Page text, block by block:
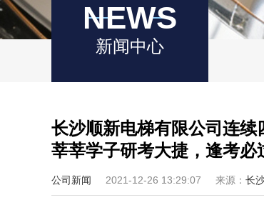
NEWS
新闻中心
长沙顺新电梯有限公司连
莘莘学子研考大捷，逢考必
公司新闻 2021-12-26 13:29:07 来源： 长